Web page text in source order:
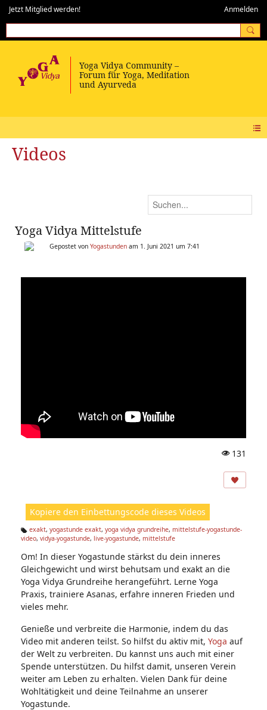
Jetzt Mitglied werden! Anmelden
Videos
Yoga Vidya Mittelstufe
Gepostet von Yogastunden am 1. Juni 2021 um 7:41
ic
n:
131
Kopiere den Einbettungscode dieses Videos
Ta
s:
exakt, yogastunde exakt, yoga vidya grundreihe, mittelstufe-yogastunde-
video, vidya-yogastunde, live-yogastunde, mittelstufe
Om! In dieser Yogastunde stärkst du dein inneres
Gleichgewicht und wirst behutsam und exakt an die
Yoga Vidya Grundreihe herangeführt. Lerne Yoga
Praxis, trainiere Asanas, erfahre inneren Frieden und
vieles mehr.
Genieße und verbreite die Harmonie, indem du das
Video mit anderen teilst. So hilfst du aktiv mit, Yoga auf
der Welt zu verbreiten. Du kannst uns auch mit einer
Spende unterstützen. Du hilfst damit, unseren Verein
weiter am Leben zu erhalten. Vielen Dank für deine
Wohltätigkeit und deine Teilnahme an unserer
Yogastunde.